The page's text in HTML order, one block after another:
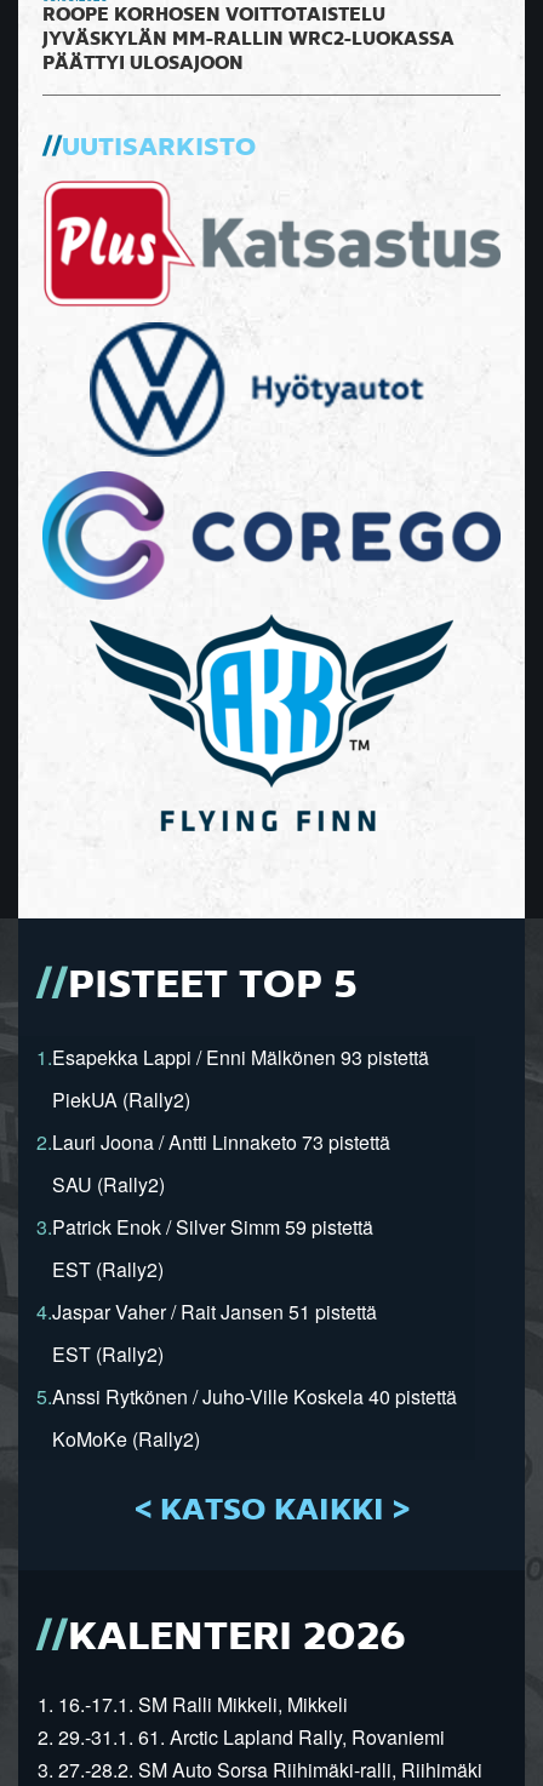
ROOPE KORHOSEN VOITTOTAISTELU
JYVÄSKYLÄN MM-RALLIN WRC2-LUOKASSA
PÄÄTTYI ULOSAJOON
UUTISARKISTO
PISTEET TOP 5
1.Esapekka Lappi / Enni Mälkönen 93 pistettä
PiekUA (Rally2)
2.Lauri Joona / Antti Linnaketo 73 pistettä
SAU (Rally2)
3.Patrick Enok / Silver Simm 59 pistettä
EST (Rally2)
4.Jaspar Vaher / Rait Jansen 51 pistettä
EST (Rally2)
5.Anssi Rytkönen / Juho-Ville Koskela 40 pistettä
KoMoKe (Rally2)
< KATSO KAIKKI >
KALENTERI 2026
1. 16.-17.1. SM Ralli Mikkeli, Mikkeli
2. 29.-31.1. 61. Arctic Lapland Rally, Rovaniemi
3. 27.-28.2. SM Auto Sorsa Riihimäki-ralli, Riihimäki